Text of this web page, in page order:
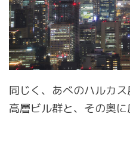
同じく、あべのハルカ
高層ビル群と、その奥に